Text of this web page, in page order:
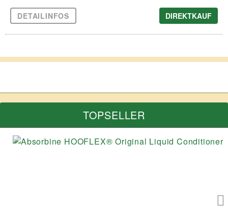
DETAILINFOS DIREKTKAUF
TOPSELLER